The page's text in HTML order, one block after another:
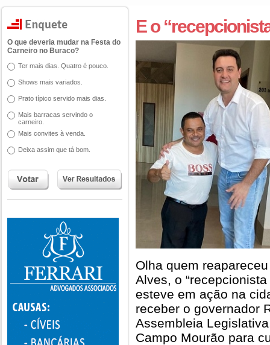
O que deveria mudar na Festa do
Carneiro no Buraco?
Ter mais dias. Quatro é pouco.
Shows mais variados.
Prato típico servido mais dias.
Mais barracas servindo o
carneiro.
Mais convites à venda.
Deixa assim que tá bom.
E o
Olha quem
Alves, o
esteve em ação na
receber o governador
Assembleia
Campo Mourão para